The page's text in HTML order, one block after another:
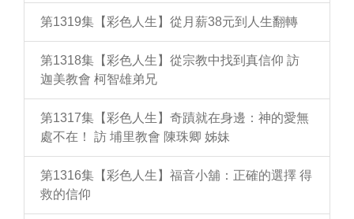
第1319集【彩色人生】從月薪38元到人生翻轉
第1318集【彩色人生】從宗教中找到真信仰 訪
迦美教會 柯智雄弟兄
第1317集【彩色人生】奇蹟就在身邊：神的愛無
處不在！ 訪 埔里教會 陳珠卿 姊妹
第1316集【彩色人生】福音小舖：正確的選擇 得
救的信仰